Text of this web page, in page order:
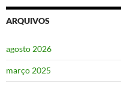
ARQUIVOS
agosto 2026
março 2025